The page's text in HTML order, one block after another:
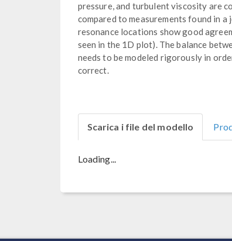
pressure, and turbulent viscosity are
compared to measurements found in
resonance locations show good
seen in the 1D plot). The balance
needs to be modeled rigorously in
correct.
Scarica i file del modello
Loading...